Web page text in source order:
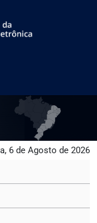
6 de Agosto de 2026